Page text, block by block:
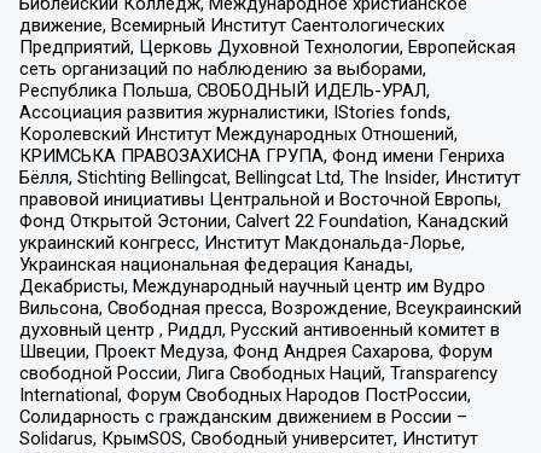
движение, Всемирный Институт Саентологических
Предприятий, Церковь Духовной Технологии, Европейская
сеть организаций по наблюдению за выборами,
Республика Польша, СВОБОДНЫЙ ИДЕЛЬ-УРАЛ,
Ассоциация развития журналистики, IStories fonds,
Королевский Институт Международных Отношений,
КРИМСЬКА ПРАВОЗАХИСНА ГРУПА, Фонд имени Генриха
Бёлля, Stichting Bellingcat, Bellingcat Ltd, The Insider, Институт
правовой инициативы Центральной и Восточной Европы,
Фонд Открытой Эстонии, Calvert 22 Foundation, Канадский
украинский конгресс, Институт Макдональда-Лорье,
Украинская национальная федерация Канады,
Декабристы, Международный научный центр им Вудро
Вильсона, Свободная пресса, Возрождение, Всеукраинский
духовный центр , Риддл, Русский антивоенный комитет в
Швеции, Проект Медуза, Фонд Андрея Сахарова, Форум
свободной России, Лига Свободных Наций, Transparеncy
International, Форум Свободных Народов ПостРоссии,
Солидарность с гражданским движением в России –
Solidarus, КрымSOS, Свободный университет, Институт